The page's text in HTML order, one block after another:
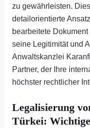
zu gewährleisten.
detailorientierte
bearbeitete
seine Legitimität und
Anwaltskanzlei
Partner, der Ihre
höchster rechtlicher
Legalisierung
Türkei: